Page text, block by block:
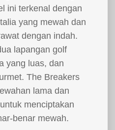
ini terkenal dengan
yang mewah dan
dengan indah.
lapangan golf
yang luas, dan
The Breakers
lama dan
menciptakan
benar mewah.